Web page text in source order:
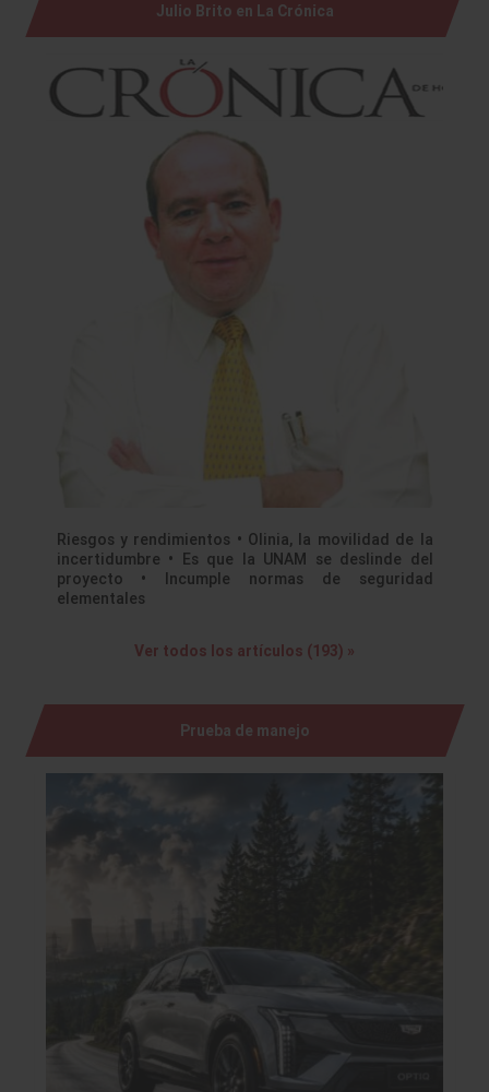
Julio Brito en La Crónica
Riesgos y rendimientos • Olinia, la movilidad de la
incertidumbre • Es que la UNAM se deslinde del
proyecto • Incumple normas de seguridad
elementales
Ver todos los artículos (193) »
Prueba de manejo